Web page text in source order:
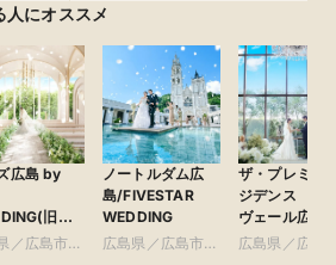
人にオススメ
広島 by
旧
クラブ迎賓
／広島市・
ノートルダム広
島/FIVESTAR
WEDDING
広島県／広島市・
ザ・プレミア
ジデンス ラ
ヴェール広島
広島県／広島